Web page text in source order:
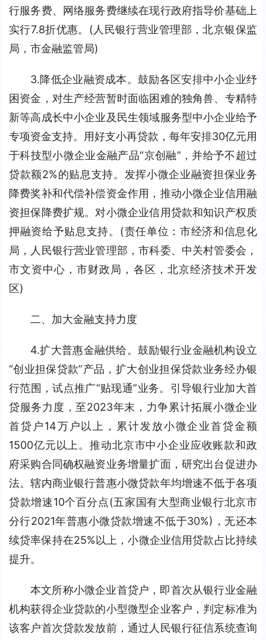
行服务费、网络服务费继续在现行政府指导价基础上
实行7.8折优惠。(人民银行营业管理部，北京银保监
局，市金融监管局)
3.降低企业融资成本。鼓励各区安排中小企业纾
困资金，对生产经营暂时面临困难的独角兽、专精特
新等高成长中小企业及民生领域服务型中小企业给予
专项资金支持。用好支小再贷款，每年安排30亿元用
于科技型小微企业金融产品“京创融”，并给予不超过
贷款额2%的贴息支持。发挥小微企业融资担保业务
降费奖补和代偿补偿资金作用，推动小微企业信用融
资担保降费扩规。对小微企业信用贷款和知识产权质
押融资给予贴息支持。(责任单位：市经济和信息化
局，人民银行营业管理部，市科委、中关村管委会，
市文资中心，市财政局，各区，北京经济技术开发
区)
二、加大金融支持力度
4.扩大普惠金融供给。鼓励银行业金融机构设立
“创业担保贷款”产品，扩大创业担保贷款业务经办银
行范围，试点推广“贴现通”业务。引导银行业加大首
贷服务力度，至2023年末，力争累计拓展小微企业
首贷户14万户以上，累计发放小微企业首贷金额
1500亿元以上。推动北京市中小企业应收账款和政
府采购合同确权融资业务增量扩面，研究出台促进办
法。辖内商业银行普惠小微贷款年均增速不低于各项
贷款增速10个百分点(五家国有大型商业银行北京市
分行2021年普惠小微贷款增速不低于30%)，无还本
续贷率保持在25%以上，小微企业信用贷款占比持续
提升。
本文所称小微企业首贷户，即首次从银行业金融
机构获得企业贷款的小型微型企业客户，判定标准为
该客户首次贷款发放前，通过人民银行征信系统查询